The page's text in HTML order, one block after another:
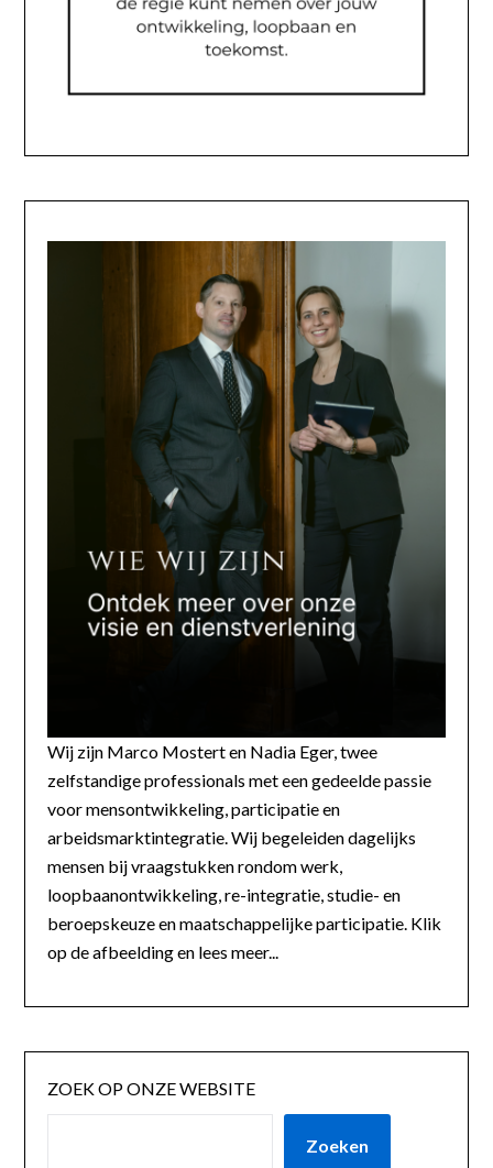
Wij zijn Marco Mostert en Nadia Eger, twee
zelfstandige professionals met een gedeelde passie
voor mensontwikkeling, participatie en
arbeidsmarktintegratie. Wij begeleiden dagelijks
mensen bij vraagstukken rondom werk,
loopbaanontwikkeling, re-integratie, studie- en
beroepskeuze en maatschappelijke participatie. Klik
op de afbeelding en lees meer...
ZOEK OP ONZE WEBSITE
Zoeken